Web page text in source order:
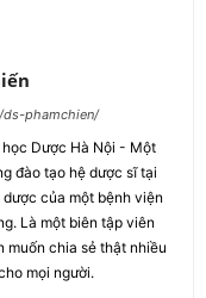
phamchien/
Dược Hà Nội - Một
đào tạo hệ dược sĩ tại
của một bệnh viện
Là một biên tập viên
muốn chia sẻ thật nhiều
mọi người.